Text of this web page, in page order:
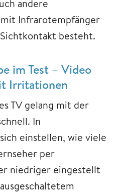
andere
Infrarotempfänger
besteht.
im Test – Video
Irritationen
TV gelang mit der
In
einstellen, wie viele
per
niedriger eingestellt